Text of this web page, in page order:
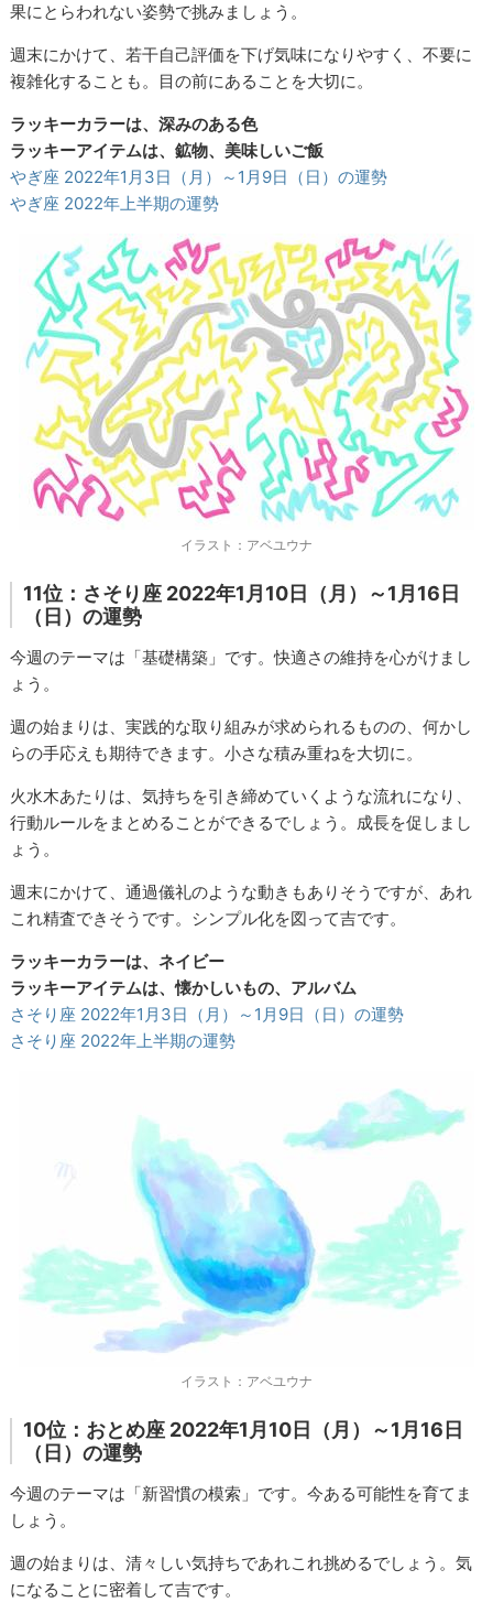
果にとらわれない姿勢で挑みましょう。
週末にかけて、若干自己評価を下げ気味になりやすく、不要に
複雑化することも。目の前にあることを大切に。
ラッキーカラーは、深みのある色
ラッキーアイテムは、鉱物、美味しいご飯
やぎ座 2022年1月3日（月）～1月9日（日）の運勢
やぎ座 2022年上半期の運勢
イラスト：アベユウナ
11位：さそり座 2022年1月10日（月）～1月16日
（日）の運勢
今週のテーマは「基礎構築」です。快適さの維持を心がけまし
ょう。
週の始まりは、実践的な取り組みが求められるものの、何かし
らの手応えも期待できます。小さな積み重ねを大切に。
火水木あたりは、気持ちを引き締めていくような流れになり、
行動ルールをまとめることができるでしょう。成長を促しまし
ょう。
週末にかけて、通過儀礼のような動きもありそうですが、あれ
これ精査できそうです。シンプル化を図って吉です。
ラッキーカラーは、ネイビー
ラッキーアイテムは、懐かしいもの、アルバム
さそり座 2022年1月3日（月）～1月9日（日）の運勢
さそり座 2022年上半期の運勢
イラスト：アベユウナ
10位：おとめ座 2022年1月10日（月）～1月16日
（日）の運勢
今週のテーマは「新習慣の模索」です。今ある可能性を育てま
しょう。
週の始まりは、清々しい気持ちであれこれ挑めるでしょう。気
になることに密着して吉です。